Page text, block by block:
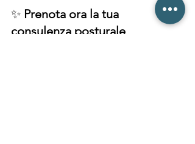
✨ Prenota ora la tua
consulenza posturale